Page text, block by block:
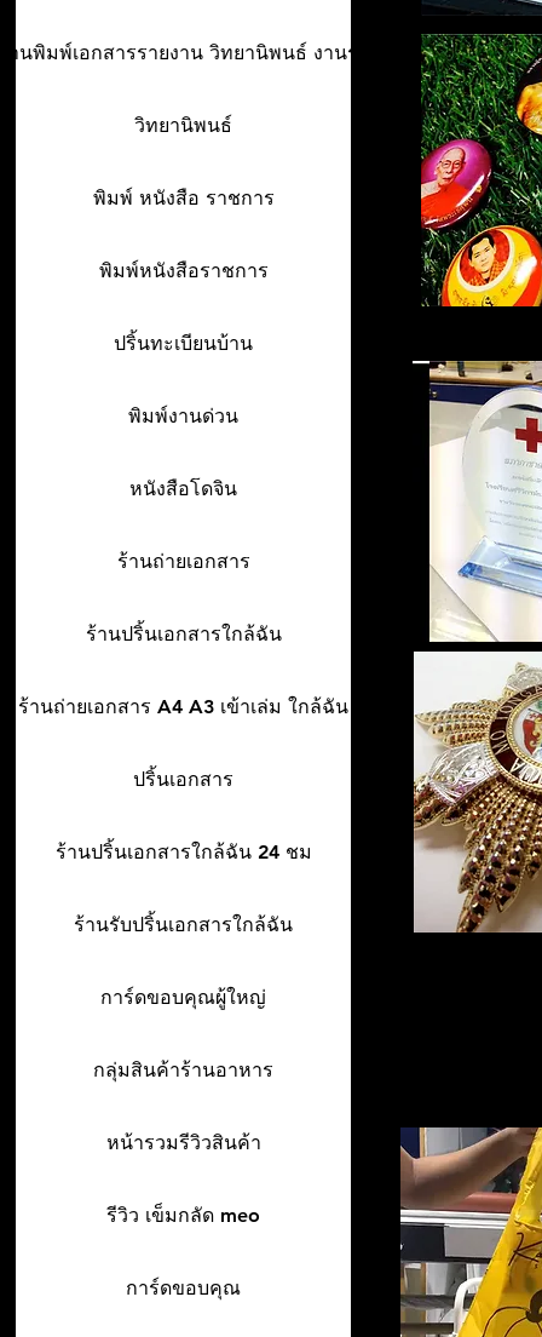
านพิมพ์เอกสารรายงาน วิทยานิพนธ์ งานรา
วิทยานิพนธ์
พิมพ์ หนังสือ ราชการ
พิมพ์หนังสือราชการ
ปริ้นทะเบียนบ้าน
พิมพ์งานด่วน
หนังสือโดจิน
ร้านถ่ายเอกสาร
ร้านปริ้นเอกสารใกล้ฉัน
ร้านถ่ายเอกสาร A4 A3 เข้าเล่ม ใกล้ฉัน
ปริ้นเอกสาร
ร้านปริ้นเอกสารใกล้ฉัน 24 ชม
ร้านรับปริ้นเอกสารใกล้ฉัน
การ์ดขอบคุณผู้ใหญ่
กลุ่มสินค้าร้านอาหาร
หน้ารวมรีวิวสินค้า
รีวิว เข็มกลัด meo
การ์ดขอบคุณ